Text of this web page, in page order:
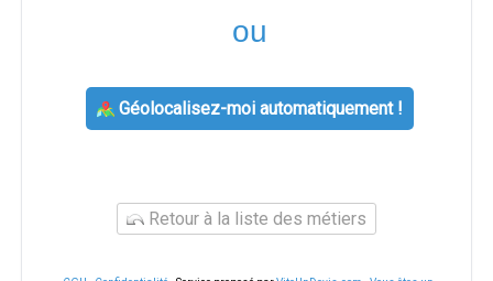
ou
Géolocalisez-moi automatiquement !
Retour à la liste des métiers